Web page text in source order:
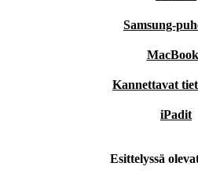
Samsung-
Kannettavat
iPadit
Esittelyssä